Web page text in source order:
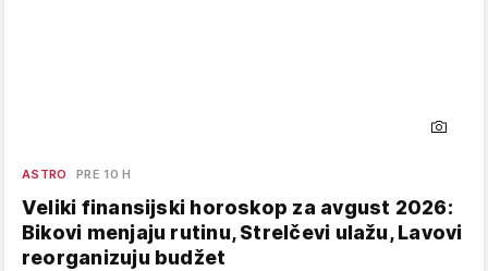
ASTRO PRE 10 H
Veliki finansijski horoskop za avgust 2026:
Bikovi menjaju rutinu, Strelčevi ulažu, Lavovi
reorganizuju budžet